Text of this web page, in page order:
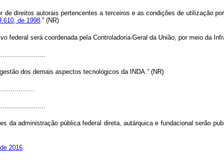
direitos autorais pertencentes a terceiros e as condições de utilização
de 1998.” (NR)
federal será coordenada pela Controladoria-Geral da União, por meio da
dos demais aspectos tecnológicos da INDA.” (NR)
da administração pública federal direta, autárquica e fundacional serão
2016.